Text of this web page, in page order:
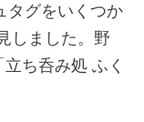
タグをいくつか
しました。野
ち呑み処 ふく